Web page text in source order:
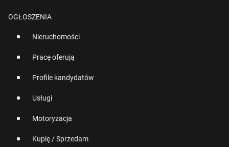
OGŁOSZENIA
Nieruchomości
Pracę oferują
Profile kandydatów
Usługi
Motoryzacja
Kupię / Sprzedam